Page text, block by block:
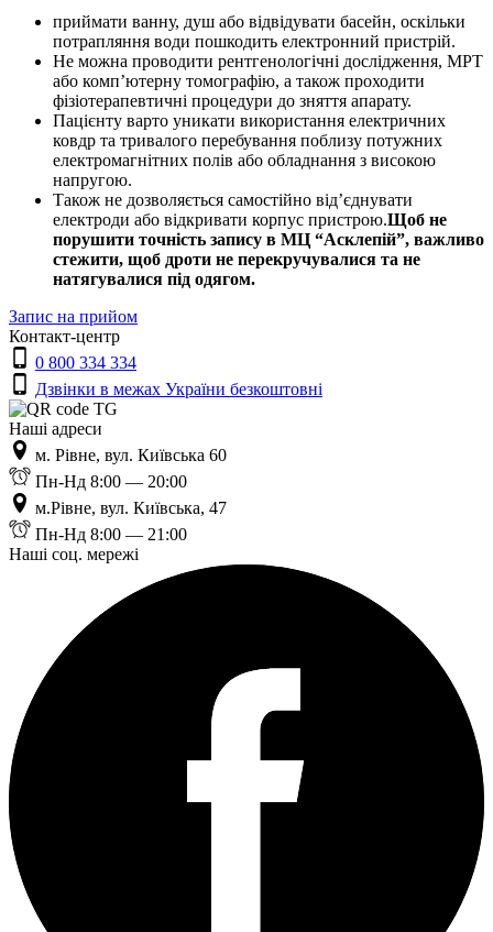
приймати ванну, душ або відвідувати басейн, оскільки
потрапляння води пошкодить електронний пристрій.
Не можна проводити рентгенологічні дослідження, МРТ
або комп’ютерну томографію, а також проходити
фізіотерапевтичні процедури до зняття апарату.
Пацієнту варто уникати використання електричних
ковдр та тривалого перебування поблизу потужних
електромагнітних полів або обладнання з високою
напругою.
Також не дозволяється самостійно від’єднувати
електроди або відкривати корпус пристрою.Щоб не
порушити точність запису в МЦ “Асклепій”, важливо
стежити, щоб дроти не перекручувалися та не
натягувалися під одягом.
Запис на прийом
Контакт-центр
0 800 334 334
Дзвінки в межах України безкоштовні
Наші адреси
м. Рівне, вул. Київська 60
Пн-Нд 8:00 — 20:00
м.Рівне, вул. Київська, 47
Пн-Нд 8:00 — 21:00
Наші соц. мережі